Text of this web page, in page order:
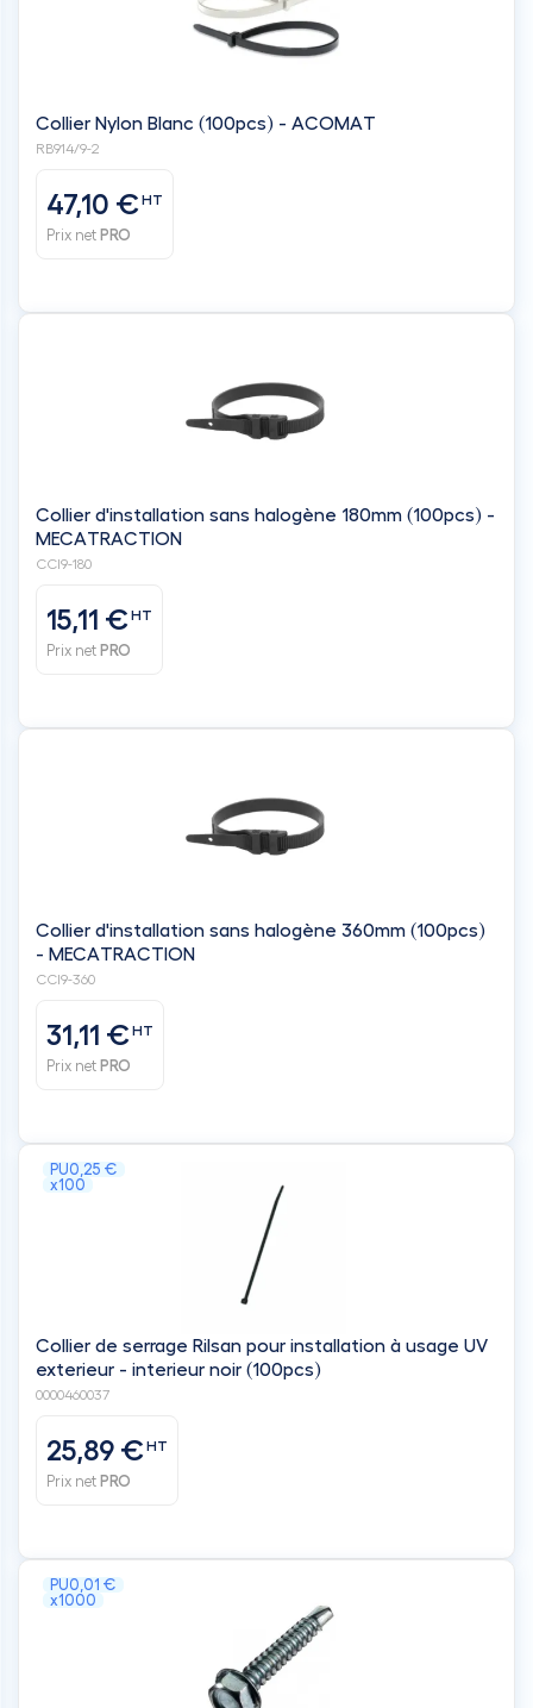
Collier Nylon Blanc (100pcs) - ACOMAT
RB914/9-2
47,10 €HT
Prix net PRO
Collier d'installation sans halogène 180mm (100pcs) -
MECATRACTION
CCI9-180
15,11 €HT
Prix net PRO
Collier d'installation sans halogène 360mm (100pcs)
- MECATRACTION
CCI9-360
31,11 €HT
Prix net PRO
PU0,25 €
x100
Collier de serrage Rilsan pour installation à usage UV
exterieur - interieur noir (100pcs)
0000460037
25,89 €HT
Prix net PRO
PU0,01 €
x1000